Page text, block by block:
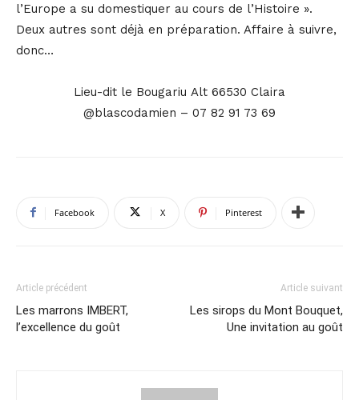
l’Europe a su domestiquer au cours de l’Histoire ».
Deux autres sont déjà en préparation. Affaire à suivre,
donc…
Lieu-dit le Bougariu Alt 66530 Claira
@blascodamien – 07 82 91 73 69
Facebook X Pinterest
Article précédent
Les marrons IMBERT,
l’excellence du goût
Article suivant
Les sirops du Mont Bouquet,
Une invitation au goût